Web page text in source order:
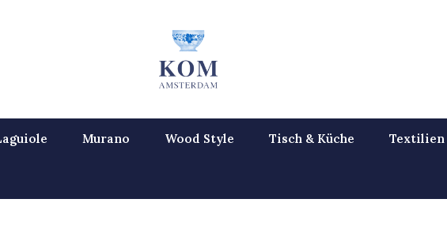
Murano Wood Style Tisch & Küche Textilien